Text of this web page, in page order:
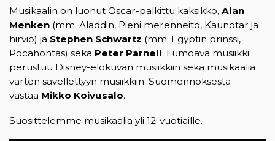
Musikaalin on luonut Oscar-palkittu kaksikko, Alan
Menken (mm. Aladdin, Pieni merenneito, Kaunotar ja
hirviö) ja Stephen Schwartz (mm. Egyptin prinssi,
Pocahontas) sekä Peter Parnell. Lumoava musiikki
perustuu Disney-elokuvan musiikkiin sekä musikaalia
varten sävellettyyn musiikkiin. Suomennoksesta
vastaa Mikko Koivusalo.
Suosittelemme musikaalia yli 12-vuotiaille.